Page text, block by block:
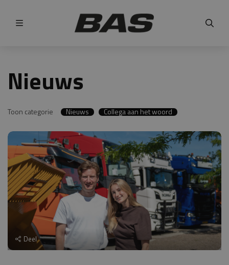
Menu
Nieuws
Toon categorie Nieuws Collega aan het woord
Deel